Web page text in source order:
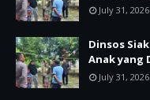
July 31, 2026
Dinsos
Anak yang
July 31, 2026